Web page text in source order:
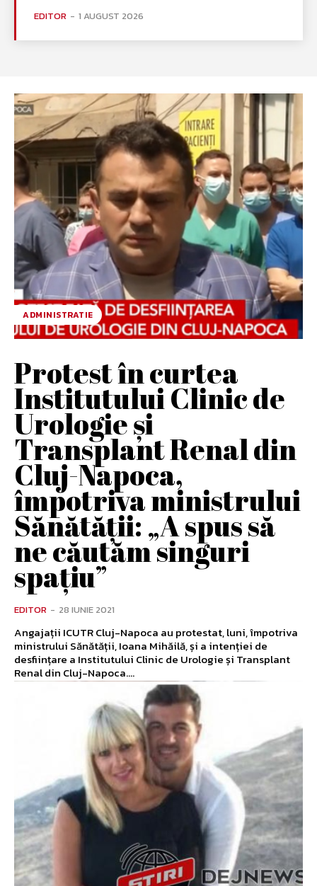
EDITOR - 1 AUGUST 2026
ADMINISTRATIE
Protest în curtea
Institutului Clinic de
Urologie și
Transplant Renal din
Cluj-Napoca,
împotriva ministrului
Sănătății: „A spus să
ne căutăm singuri
spațiu”
EDITOR - 28 IUNIE 2021
Angajații ICUTR Cluj-Napoca au protestat, luni, împotriva
ministrului Sănătății, Ioana Mihăilă, și a intenției de
desființare a Institutului Clinic de Urologie și Transplant
Renal din Cluj-Napoca....